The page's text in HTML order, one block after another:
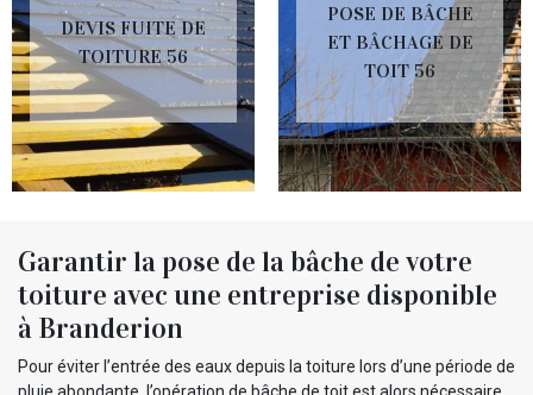
DEVIS FUITE DE
TOITURE 56
POSE DE BÂCHE
ET BÂCHAGE DE
TOIT 56
Garantir la pose de la bâche de votre
toiture avec une entreprise disponible
à Branderion
Pour éviter l’entrée des eaux depuis la toiture lors d’une période de